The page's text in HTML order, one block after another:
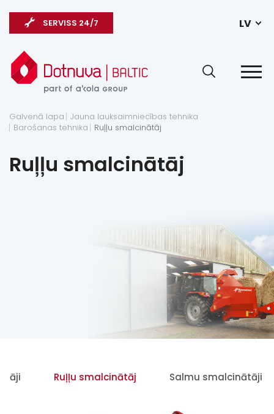
LV
SERVISS 24/7
Galvenā lapa Jauna lauksaimniecības tehnika
Barošanas tehnika
Ruļļu smalcinātāj
Ruļļu smalcinātāj
Ruļļu smalcinātāj Salmu smalcinātāji